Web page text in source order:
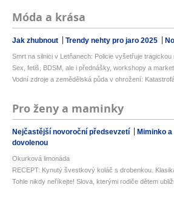
Móda a krása
Jak zhubnout Trendy nehty pro jaro 2025
Smrt na silnici v Letňanech: Policie vyšetřuje tragickou
Sex, fetiš, BDSM, ale i přednášky, workshopy a
Vodní zdroje a zemědělská půda v ohrožení:
Pro ženy a maminky
Nejčastější novoroční předsevzetí Miminko
dovolenou
Okurková limonáda
RECEPT: Kynutý švestkový koláč s drobenkou.
Tohle nikdy neříkejte! Slova, kterými rodiče dětem